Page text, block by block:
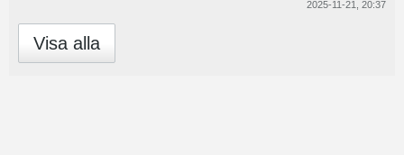
2025-11-21, 20:37
Visa alla